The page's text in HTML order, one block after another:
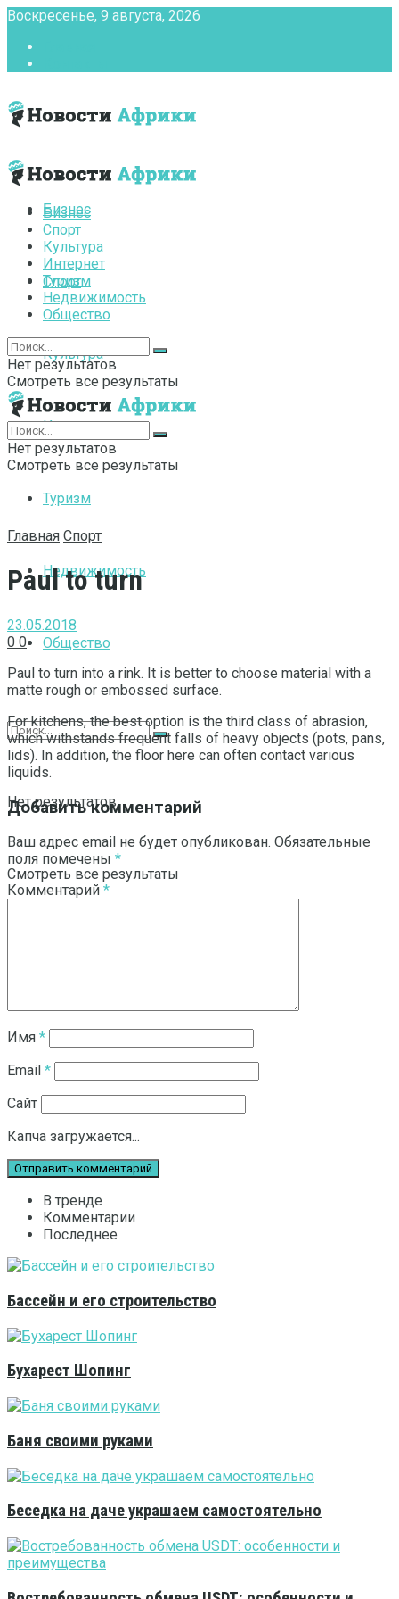
Воскресенье, 9 августа, 2026
Бизнес
Спорт
Культура
Интернет
Туризм
Недвижимость
Общество
Нет результатов
Смотреть все результаты
Бизнес
Спорт
Культура
Интернет
Туризм
Недвижимость
Общество
Нет результатов
Смотреть все результаты
Нет результатов
Смотреть все результаты
Главная Спорт
Paul to turn
23.05.2018
0 0
Paul to turn into a rink. It is better to choose material with a
matte rough or embossed surface.
For kitchens, the best option is the third class of abrasion,
which withstands frequent falls of heavy objects (pots, pans,
lids). In addition, the floor here can often contact various
liquids.
Добавить комментарий
Ваш адрес email не будет опубликован. Обязательные
поля помечены *
Комментарий *
Имя *
Email *
Сайт
Капча загружается...
В тренде
Комментарии
Последнее
Бассейн и его строительство
Бухарест Шопинг
Баня своими руками
Беседка на даче украшаем самостоятельно